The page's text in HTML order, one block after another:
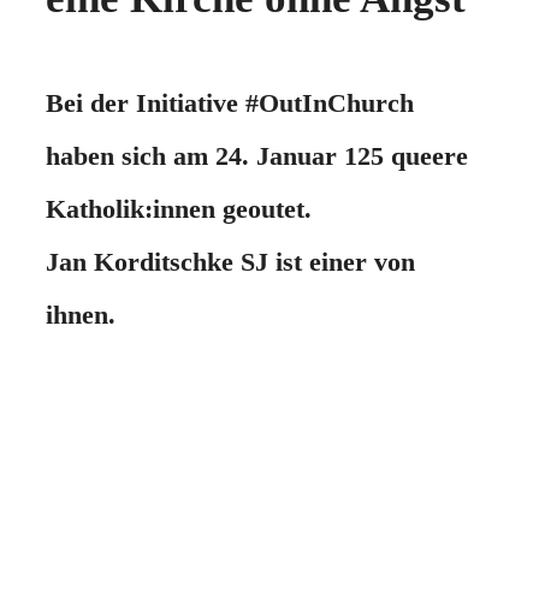
Bei der Initiative #OutInChurch
haben sich am 24. Januar 125 queere
Katholik:innen geoutet.
Jan Korditschke SJ ist einer von
ihnen.